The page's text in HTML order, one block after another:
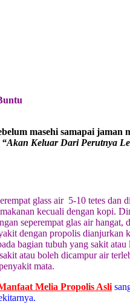
masehi samapai
“Akan Keluar Dari Perutnya
glass air 5-10 tetes
kecuali dengan kopi.
seperempat glas air
dengan propolis dianjurkan
bagian tubuh yang sakit
atau boleh dicampur air
mata.
Melia Propolis Asli